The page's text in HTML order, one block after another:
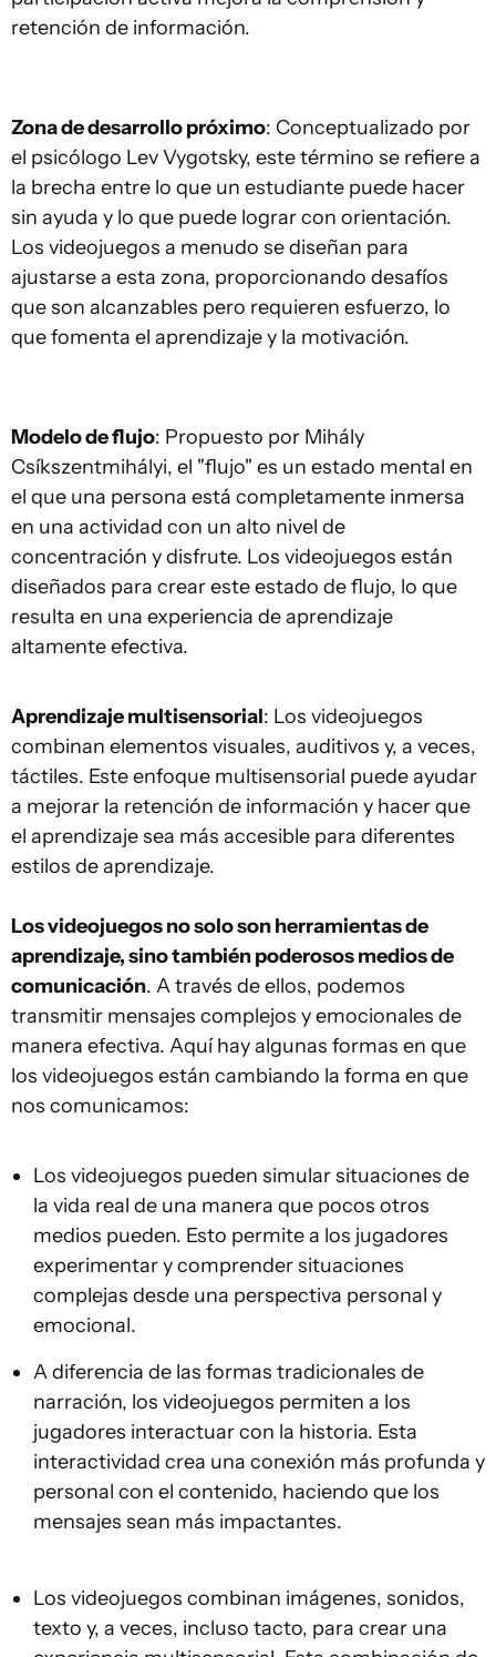
retención de información.
Zona de desarrollo próximo: Conceptualizado por
el psicólogo Lev Vygotsky, este término se refiere a
la brecha entre lo que un estudiante puede hacer
sin ayuda y lo que puede lograr con orientación.
Los videojuegos a menudo se diseñan para
ajustarse a esta zona, proporcionando desafíos
que son alcanzables pero requieren esfuerzo, lo
que fomenta el aprendizaje y la motivación.
Modelo de flujo: Propuesto por Mihály
Csíkszentmihályi, el "flujo" es un estado mental en
el que una persona está completamente inmersa
en una actividad con un alto nivel de
concentración y disfrute. Los videojuegos están
diseñados para crear este estado de flujo, lo que
resulta en una experiencia de aprendizaje
altamente efectiva.
Aprendizaje multisensorial: Los videojuegos
combinan elementos visuales, auditivos y, a veces,
táctiles. Este enfoque multisensorial puede ayudar
a mejorar la retención de información y hacer que
el aprendizaje sea más accesible para diferentes
estilos de aprendizaje.
Los videojuegos no solo son herramientas de
aprendizaje, sino también poderosos medios de
comunicación. A través de ellos, podemos
transmitir mensajes complejos y emocionales de
manera efectiva. Aquí hay algunas formas en que
los videojuegos están cambiando la forma en que
nos comunicamos:
Los videojuegos pueden simular situaciones de
la vida real de una manera que pocos otros
medios pueden. Esto permite a los jugadores
experimentar y comprender situaciones
complejas desde una perspectiva personal y
emocional.
A diferencia de las formas tradicionales de
narración, los videojuegos permiten a los
jugadores interactuar con la historia. Esta
interactividad crea una conexión más profunda y
personal con el contenido, haciendo que los
mensajes sean más impactantes.
Los videojuegos combinan imágenes, sonidos,
texto y, a veces, incluso tacto, para crear una